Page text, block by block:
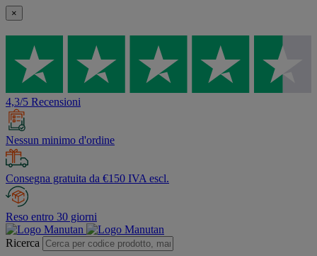
×
4,3/5 Recensioni
Nessun minimo d'ordine
Consegna gratuita da €150 IVA escl.
Reso entro 30 giorni
Ricerca